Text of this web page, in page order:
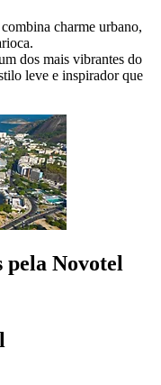
charme urbano,
dos mais vibrantes do
leve e inspirador que
pela Novotel